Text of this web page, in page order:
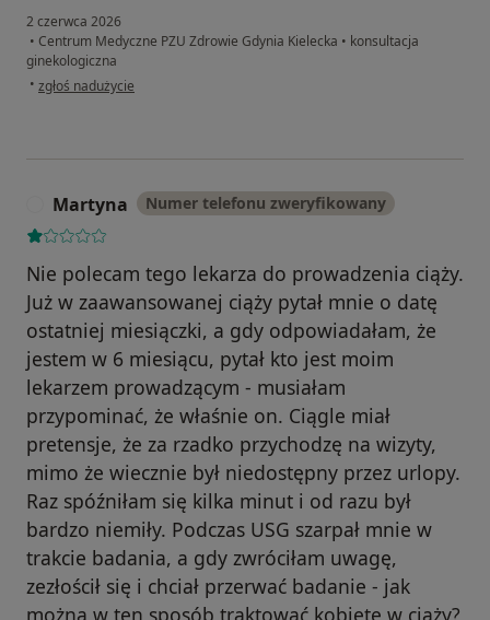
2 czerwca 2026
• Centrum Medyczne PZU Zdrowie Gdynia Kielecka • konsultacja
ginekologiczna
• w opinii użytkownika M
zgłoś nadużycie
Martyna Numer telefonu zweryfikowany
Nie polecam tego lekarza do prowadzenia ciąży.
Już w zaawansowanej ciąży pytał mnie o datę
ostatniej miesiączki, a gdy odpowiadałam, że
jestem w 6 miesiącu, pytał kto jest moim
lekarzem prowadzącym - musiałam
przypominać, że właśnie on. Ciągle miał
pretensje, że za rzadko przychodzę na wizyty,
mimo że wiecznie był niedostępny przez urlopy.
Raz spóźniłam się kilka minut i od razu był
bardzo niemiły. Podczas USG szarpał mnie w
trakcie badania, a gdy zwróciłam uwagę,
zezłościł się i chciał przerwać badanie - jak
można w ten sposób traktować kobietę w ciąży?